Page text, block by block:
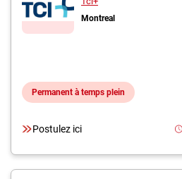
Montreal
Permanent à temps plein
Postulez ici